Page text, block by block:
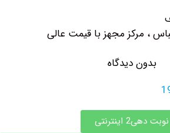
مجهز با قیمت عالی
دیدگاه